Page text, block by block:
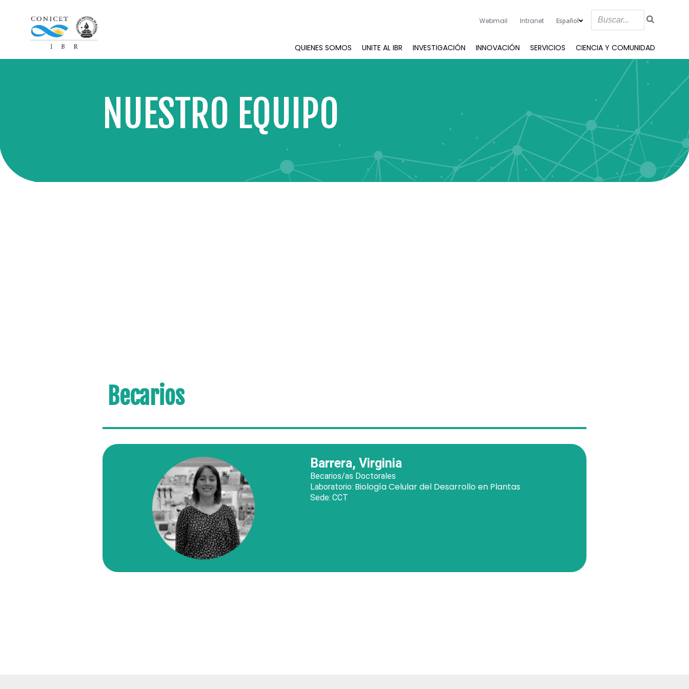
Webmail Intranet Español
QUIENES SOMOS UNITE AL IBR INVESTIGACIÓN INNOVACIÓN SERVICIOS CIENCIA Y COMUNIDAD
NUESTRO EQUIPO
Becarios
Barrera, Virginia
Becarios/as Doctorales
Laboratorio: Biología Celular del Desarrollo en Plantas
Sede: CCT